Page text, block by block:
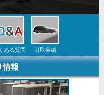
ある質問
全般に関
よくある
答えしま
引取実績
た車や下取で
買取った車の
実績データ
情報